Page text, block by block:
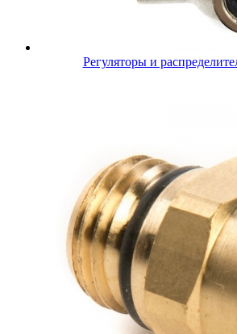
Регуляторы и